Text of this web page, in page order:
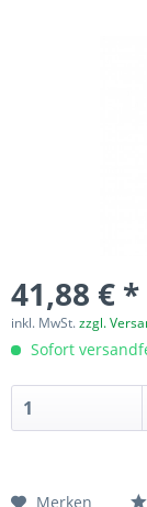
41,88 € *
inkl. MwSt.zzgl.
Sofort
Merken